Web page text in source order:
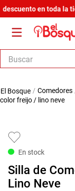
en toda la
Buscar
comedores
color freijo / lino neve
En stock
Silla de
Lino Neve
1.
salas
.
zapatera
6 .
cama